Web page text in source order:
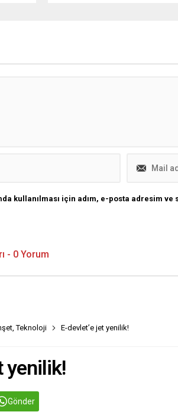
kullanılması için adım, e-posta adresim
- 0 Yorum
,Teknoloji E-devlet’e jet yenilik!
yenilik!
Gönder